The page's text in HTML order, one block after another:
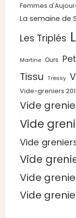
Femmes
La semaine de
Les Triplés
Martine Ours
Tissu Tressy
Vide-greniers
Vide
Vide
Vide
Vide
Vide
Vide